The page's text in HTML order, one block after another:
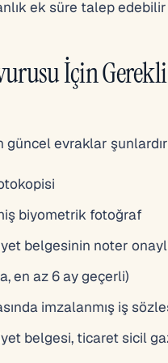
ek süre talep
İçin Gerekli
güncel evraklar
biyometrik fotoğraf
belgesinin noter
en az 6 ay geçerli)
imzalanmış iş
belgesi, ticaret sicil